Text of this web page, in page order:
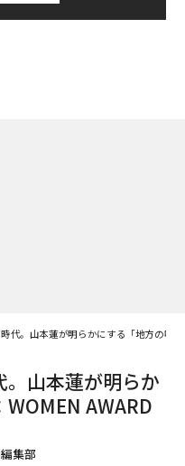
代。山本蓮が明らかにする「地方の呪
山本蓮が明らか
AWARD
集部